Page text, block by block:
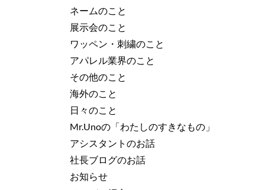
ネームのこと
展示会のこと
ワッペン・刺繍のこと
アパレル業界のこと
その他のこと
海外のこと
日々のこと
Mr.Unoの「わたしのすきなもの」
アシスタントのお話
社長ブログのお話
お知らせ